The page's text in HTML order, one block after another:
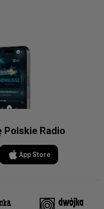
Polskie Radio
App Store